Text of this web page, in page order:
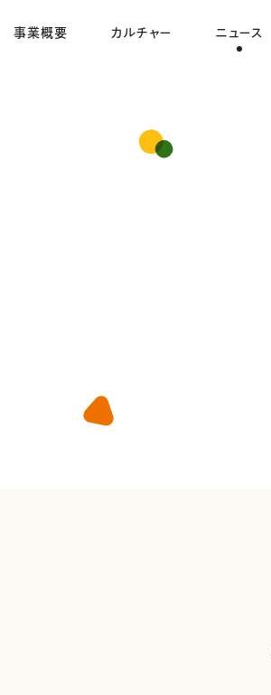
事業概要 カルチャー ニュース